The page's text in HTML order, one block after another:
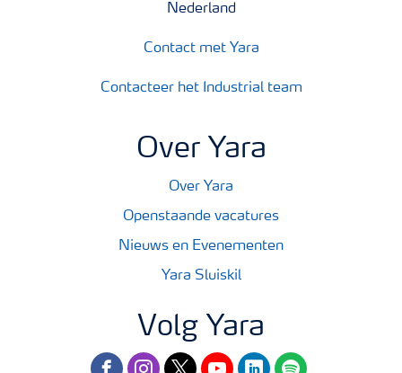
Nederland
Contact met Yara
Contacteer het Industrial team
Over Yara
Over Yara
Openstaande vacatures
Nieuws en Evenementen
Yara Sluiskil
Volg Yara
facebookinstagram
twitteryoutubelinkedinspotify